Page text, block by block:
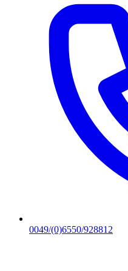
0049/(0)6550/928812